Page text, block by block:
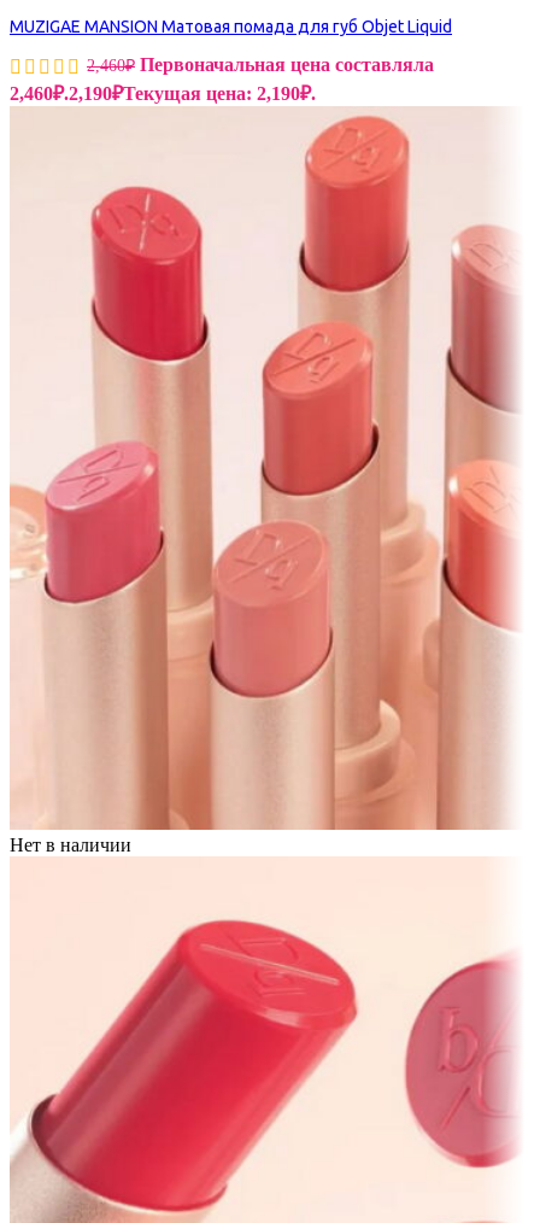
MUZIGAE MANSION Матовая помада для губ Objet Liquid
2,460₽ Первоначальная цена составляла
2,460₽.2,190₽Текущая цена: 2,190₽.
Нет в наличии